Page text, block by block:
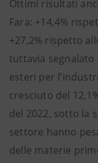
Ottimi risultati
Fara: +14,4%
+27,2% rispetto
tuttavia segnalato
esteri per
cresciuto del
del 2022, sotto la
settore hanno
delle materie